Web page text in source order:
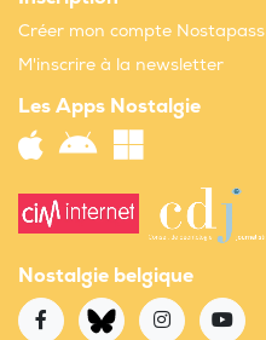
Créer mon compte Nostapass
M'inscrire à la newsletter
Les Apps Nostalgie
Nostalgie belgique